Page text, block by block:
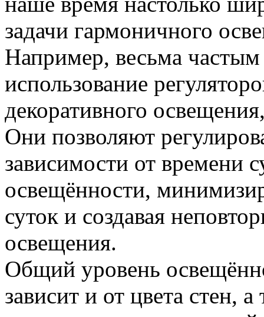
задачи гармоничного
Например, весьма
использование
декоративного
Они позволяют
зависимости от времени
освещённости,
суток и создавая
освещения.
Общий уровень
зависит и от цвета стен,